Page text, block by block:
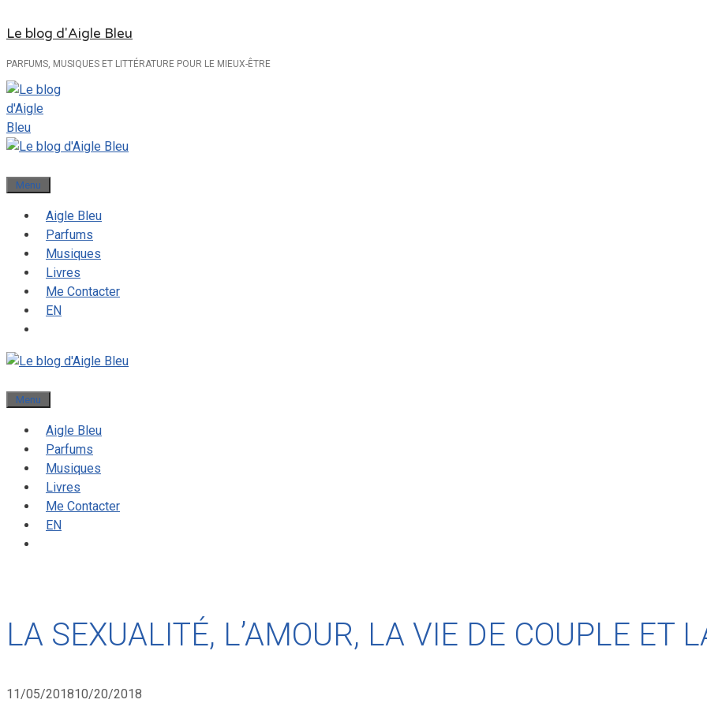
au
Le blog d'Aigle Bleu
PARFUMS, MUSIQUES ET LITTÉRATURE POUR LE MIEUX-ÊTRE
Menu
Aigle Bleu
Parfums
Musiques
Livres
Me Contacter
EN
Menu
Aigle Bleu
Parfums
Musiques
Livres
Me Contacter
EN
LA SEXUALITÉ, L’AMOUR, LA VIE DE COUPLE ET
11/05/201810/20/2018